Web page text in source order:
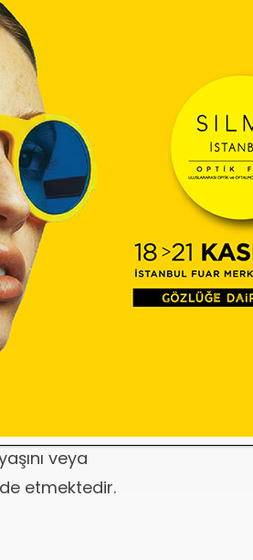
ameliyat, fizik
her çeşit
ile numaralı
ilişkin
da
çocuk” tabiri,
(nafaka
veya
etmektedir.